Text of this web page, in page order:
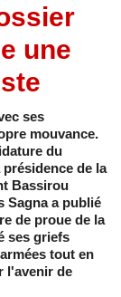
une
ses
mouvance.
du
de la
Bassirou
Sagna a publié
de proue de la
ses griefs
tout en
l'avenir de